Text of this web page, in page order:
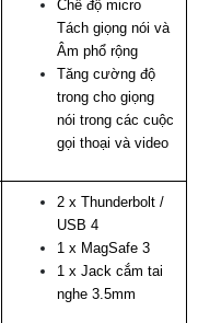
Chế độ micro
Tách giọng nói và
Âm phổ rộng
Tăng cường độ
trong cho giọng
nói trong các cuộc
gọi thoại và video
2 x Thunderbolt /
USB 4
1 x MagSafe 3
1 x Jack cắm tai
nghe 3.5mm